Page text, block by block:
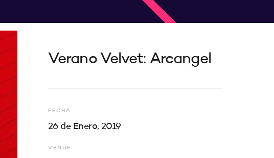
Verano Velvet: Arcangel
FECHA
26 de Enero, 2019
VENUE